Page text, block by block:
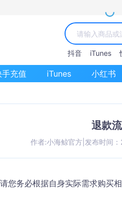
抖音 iTunes
手充值 iTunes 小红书
退款
作者:小海鲸官方| 发布时间
您务必根据自身实际需求购买